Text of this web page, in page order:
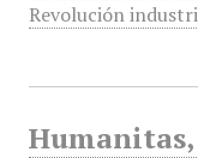
Revolución